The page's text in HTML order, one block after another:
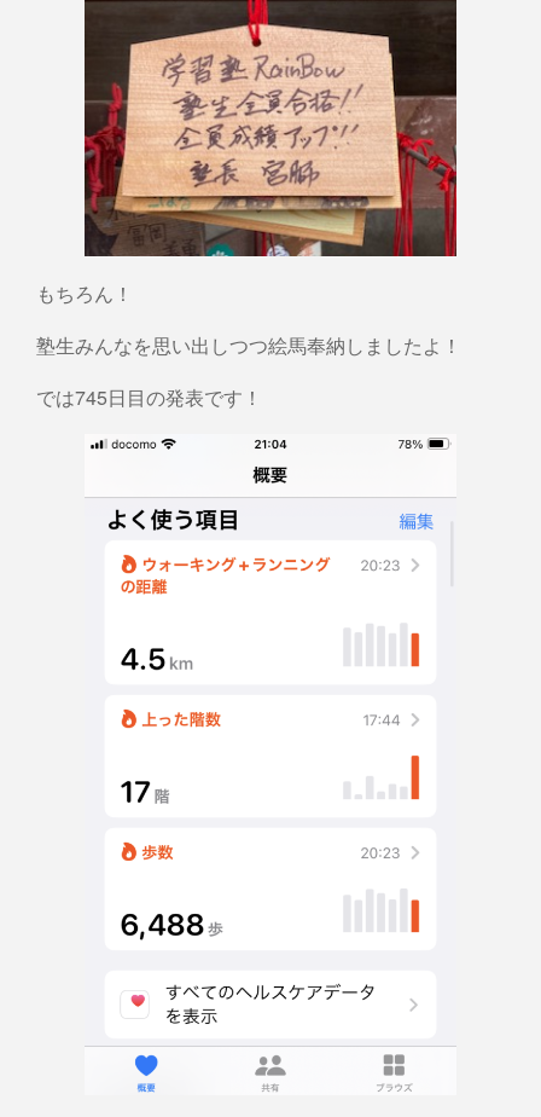
もちろん！
塾生みんなを思い出しつつ絵馬奉納しましたよ！
では745日目の発表です！